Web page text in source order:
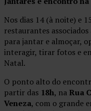
Nos dias 14 (à noite) e
restaurantes associados
para jantar e almoçar,
interagir, tirar fotos e
Natal.
O ponto alto do
partir das 18h, na Rua
Veneza, com o grande